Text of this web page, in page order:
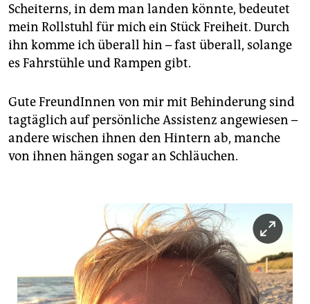
Scheiterns, in dem man landen könnte, bedeutet
mein Rollstuhl für mich ein Stück Freiheit. Durch
ihn komme ich überall hin – fast überall, solange
es Fahrstühle und Rampen gibt.
Gute FreundInnen von mir mit Behinderung sind
tagtäglich auf persönliche Assistenz angewiesen –
andere wischen ihnen den Hintern ab, manche
von ihnen hängen sogar an Schläuchen.